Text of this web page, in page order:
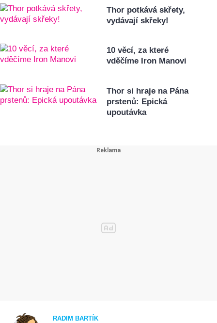
Thor potkává skřety,
vydávají skřeky!
10 věcí, za které
vděčíme Iron Manovi
Thor si hraje na Pána
prstenů: Epická
upoutávka
RADIM BARTÍK